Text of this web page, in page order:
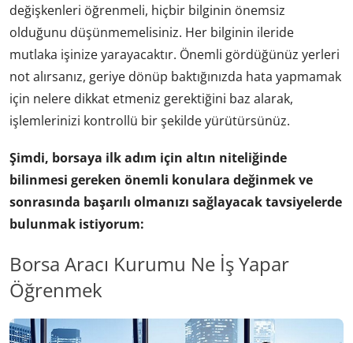
değişkenleri öğrenmeli, hiçbir bilginin önemsiz
olduğunu düşünmemelisiniz. Her bilginin ileride
mutlaka işinize yarayacaktır. Önemli gördüğünüz yerleri
not alırsanız, geriye dönüp baktığınızda hata yapmamak
için nelere dikkat etmeniz gerektiğini baz alarak,
işlemlerinizi kontrollü bir şekilde yürütürsünüz.
Şimdi, borsaya ilk adım için altın niteliğinde
bilinmesi gereken önemli konulara değinmek ve
sonrasında başarılı olmanızı sağlayacak tavsiyelerde
bulunmak istiyorum:
Borsa Aracı Kurumu Ne İş Yapar
Öğrenmek